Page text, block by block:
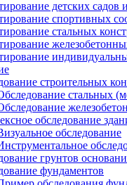
детских садов
спортивных
стальных
строительных
стальных
обследование
обследование
грунтов
фундаментов